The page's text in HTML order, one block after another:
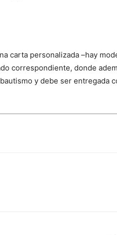
carta personalizada –hay
correspondiente, donde
y debe ser entregada